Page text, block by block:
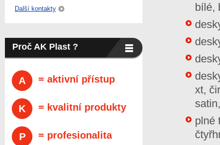
bílé,
xt,
plné
Další kontakty
Proč AK Plast ?
A = aktivní přístup
K = kvalitní produkty
P = profesionalita